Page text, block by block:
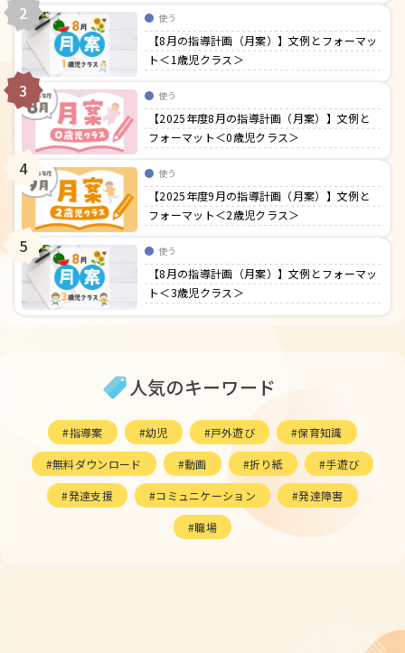
2 使う
【8月の指導計画（月案）】文例とフォーマッ
ト＜1歳児クラス＞
3 使う
【2025年度8月の指導計画（月案）】文例と
フォーマット＜0歳児クラス＞
4 使う
【2025年度9月の指導計画（月案）】文例と
フォーマット＜2歳児クラス＞
5 使う
【8月の指導計画（月案）】文例とフォーマッ
ト＜3歳児クラス＞
人気のキーワード
指導案 幼児 戸外遊び 保育知識
無料ダウンロード 動画 折り紙 手遊び
発達支援 コミュニケーション 発達障害
職場